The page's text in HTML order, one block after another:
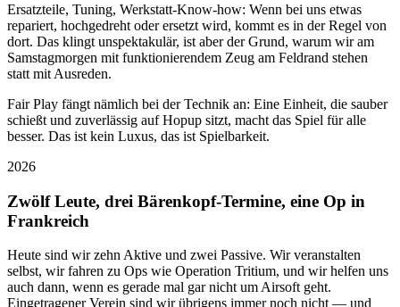
Ersatzteile, Tuning, Werkstatt-Know-how: Wenn bei uns etwas
repariert, hochgedreht oder ersetzt wird, kommt es in der Regel von
dort. Das klingt unspektakulär, ist aber der Grund, warum wir am
Samstagmorgen mit funktionierendem Zeug am Feldrand stehen
statt mit Ausreden.
Fair Play fängt nämlich bei der Technik an: Eine Einheit, die sauber
schießt und zuverlässig auf Hopup sitzt, macht das Spiel für alle
besser. Das ist kein Luxus, das ist Spielbarkeit.
2026
Zwölf Leute, drei Bärenkopf-Termine, eine Op in
Frankreich
Heute sind wir zehn Aktive und zwei Passive. Wir veranstalten
selbst, wir fahren zu Ops wie Operation Tritium, und wir helfen uns
auch dann, wenn es gerade mal gar nicht um Airsoft geht.
Eingetragener Verein sind wir übrigens immer noch nicht — und